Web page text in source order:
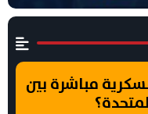
مباشرة بين